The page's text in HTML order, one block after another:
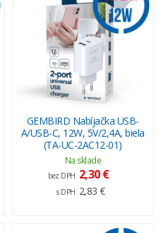
GEMBIRD Nabíjačka USB-
A/USB-C, 12W, 5V/2,4A, biela
(TA-UC-2AC12-01)
Na sklade
bez DPH 2,30 €
s DPH 2,83 €